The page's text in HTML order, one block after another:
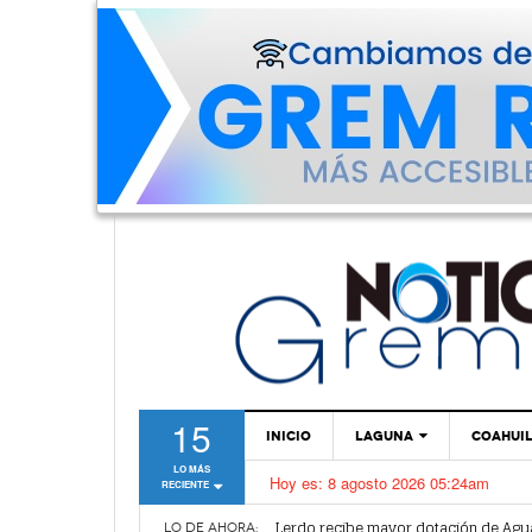
15
LO MÁS
RECIENTE
INICIO LAGUNA
TORREÓN
GÓMEZ PALACIO
Hoy es: 8 agosto 2026 05:24am
LO DE AHORA:
Vamos a ser parte de esta nueva